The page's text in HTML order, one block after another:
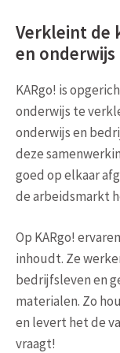
Verkleint de
en onderwijs
KARgo! is
onderwijs te
onderwijs en
deze
goed op elkaar
de arbeidsmarkt
Op KARgo!
inhoudt. Ze
bedrijfsleven en
materialen. Zo
en levert het de
vraagt!